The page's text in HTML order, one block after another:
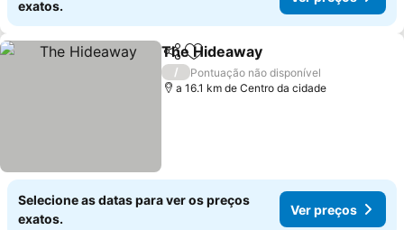
exatos.
PartilharAdicionar aos favoritos
The Hideaway
/
Pontuação não disponível
a 16.1 km de Centro da cidade
Selecione as datas para ver os preços
exatos.
Ver preços